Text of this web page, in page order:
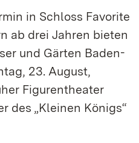
in Schloss Favorite
ab drei Jahren bieten
und Gärten Baden-
23. August,
Figurentheater
des „Kleinen Königs“